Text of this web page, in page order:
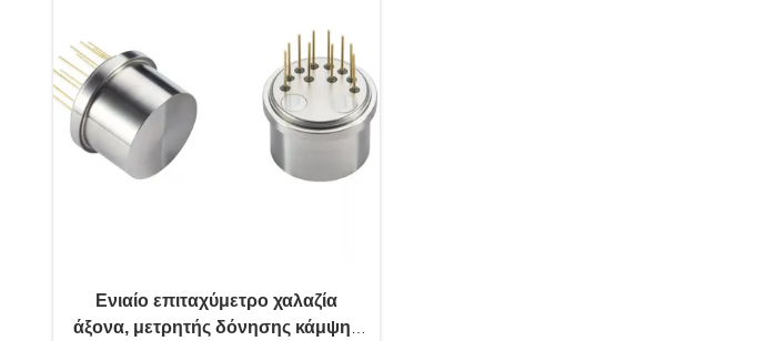
Ενιαίο επιταχύμετρο χαλαζία
άξονα, μετρητής δόνησης κάμψης